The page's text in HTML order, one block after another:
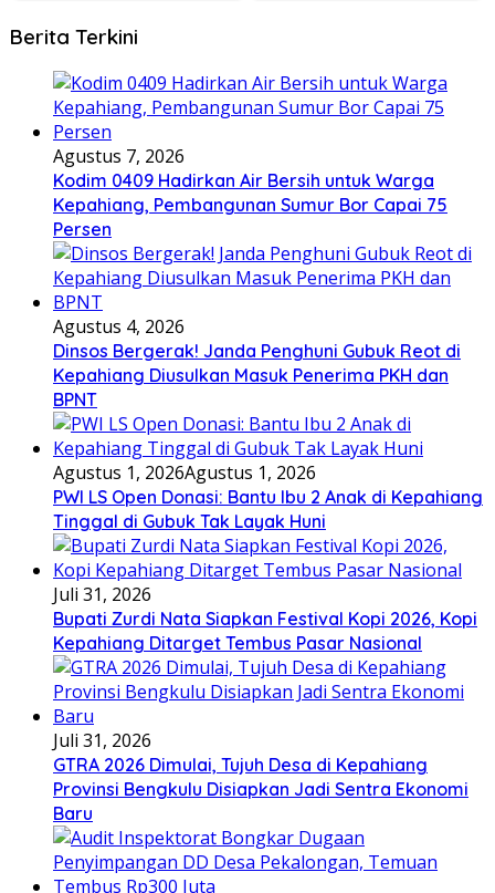
Berita Terkini
Agustus 7, 2026
Kodim 0409 Hadirkan Air Bersih untuk Warga
Kepahiang, Pembangunan Sumur Bor Capai 75
Persen
Agustus 4, 2026
Dinsos Bergerak! Janda Penghuni Gubuk Reot di
Kepahiang Diusulkan Masuk Penerima PKH dan
BPNT
Agustus 1, 2026Agustus 1, 2026
PWI LS Open Donasi: Bantu Ibu 2 Anak di Kepahiang
Tinggal di Gubuk Tak Layak Huni
Juli 31, 2026
Bupati Zurdi Nata Siapkan Festival Kopi 2026, Kopi
Kepahiang Ditarget Tembus Pasar Nasional
Juli 31, 2026
GTRA 2026 Dimulai, Tujuh Desa di Kepahiang
Provinsi Bengkulu Disiapkan Jadi Sentra Ekonomi
Baru